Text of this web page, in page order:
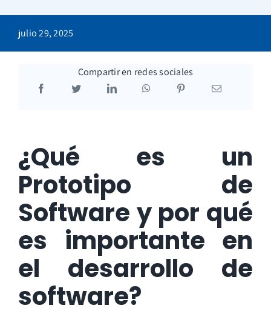
julio 29, 2025
Compartir en redes sociales
¿Qué es un
Prototipo de
Software y por qué
es importante en
el desarrollo de
software?